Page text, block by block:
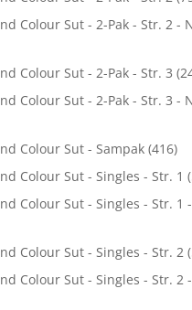
Colour Sut - 2-Pak - Str. 2 -
Colour Sut - 2-Pak - Str. 3
Colour Sut - 2-Pak - Str. 3 -
Colour Sut - Sampak (416)
Colour Sut - Singles - Str. 1
Colour Sut - Singles - Str.
Colour Sut - Singles - Str. 2
Colour Sut - Singles - Str.